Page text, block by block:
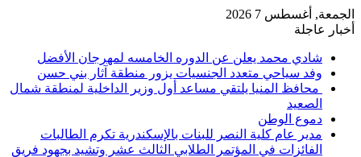
الجمعة, أغسطس 7 2026
أخبار عاجلة
شادي محمد يعلن عن الدوره الخامسه لمهرجان الأفضل
وفد سياحي متعدد الجنسيات يزور منطقة آثار بني حسن
محافظ المنيا يلتقي مساعد أول وزير الداخلية لمنطقة شمال
الصعيد
دموع الوطن
مدير عام كلية النصر للبنات بالإسكندرية تكرم الطالبات
الفائزات في المؤتمر الطلابي الثالث عشر وتشيد بجهود فريق